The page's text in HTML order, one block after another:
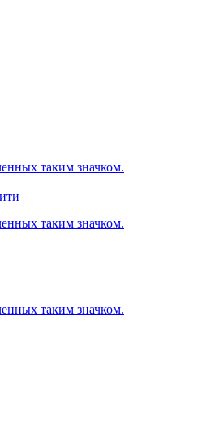
таким значком.
таким значком.
таким значком.